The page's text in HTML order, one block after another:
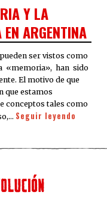
Y LA
ARGENTINA
ser vistos como
«memoria», han sido
El motivo de que
que estamos
conceptos tales como
Seguir leyendo